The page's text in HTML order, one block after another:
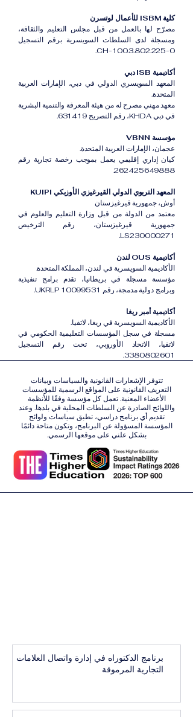
كلية ISBM للأعمال لوتسرن
مصرّح لها بالعمل من قبل مجلس التعليم والثقافة،
ومسجلة لدى السلطات السويسرية برقم التسجيل
CH-100.3.802.225-0.
أكاديمية ISB دبي
المعهد السويسري الدولي في دبي، الإمارات العربية
المتحدة.
معهد مهني مصرح له من هيئة المعرفة والتنمية البشرية
في دبي KHDA، رقم التصريح 631419.
مؤسسة VBNN
عجمان، الإمارات العربية المتحدة.
كيان إداري إقليمي يعمل بموجب رخصة تجارية رقم
262425649888.
المعهد التربوي الدولي القيرغيزي الأوزبكي KUIPI
أوش، جمهورية قيرغيزستان
معتمد من الدولة من قبل وزارة التعليم والعلوم في
جمهورية قيرغيزستان، رقم الترخيص
LS230000271.
أكاديمية OUS لندن
الأكاديمية السويسرية في لندن، المملكة المتحدة.
مؤسسة مسجلة في بريطانيا، تقدم برامج تنفيذية
وبرامج دولية مدمجة، رقم UKRLP 10099531.
أكاديمية أمبر ريغا
الأكاديمية السويسرية في ريغا، لاتفيا.
مسجلة في سجل المؤسسات التعليمية الحكومي في
لاتفيا، الاتحاد الأوروبي، تحت رقم التسجيل
3380802601.
تتوفر الإشعارات القانونية والسياسات وبيانات
التعريف القانونية على المواقع الرسمية للمؤسسات
الأعضاء المعنية. تعمل كل مؤسسة وفقًا للأنظمة
واللوائح الصادرة عن السلطات المحلية في بلدها. وعند
تقديم أي برنامج دراسي، تطبق سياسات ولوائح
المؤسسة المسؤولة عن البرنامج، وتكون متاحة دائمًا
بشكل علني على موقعها الرسمي.
برنامج الدكتوراه في إدارة واتصال العلامات
التجارية المرموقة